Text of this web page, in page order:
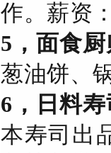
作。薪资
5，面食
葱油饼、
6，日料
本寿司出